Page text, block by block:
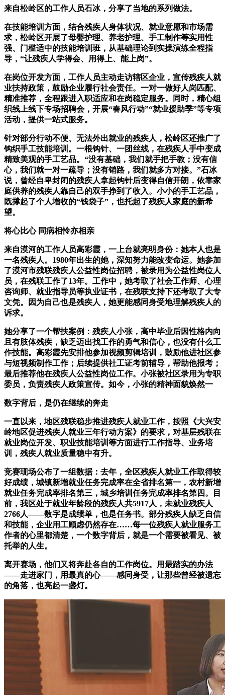
来自松岭区的工作人员石冰，分享了当地的系列做法。
在技能培训方面，结合残疾人身体状况、就业意愿和市场需
求，松岭区开展了母婴护理、养老护理、手工制作等实用性
强、门槛适中的技能培训班，从基础理论到实操演练全程指
导，“让残疾人学得会、用得上、能上岗”。
在岗位开发方面，工作人员主动走访辖区企业，宣传残疾人就
业扶持政策，鼓励企业履行社会责任。一对一做好人岗匹配、
精准推荐，全程跟进入职适应和在岗稳定服务。同时，精心组
织线上线下专场招聘会，开展“春风行动”“就业援助季”等专项
活动，提供一站式服务。
针对部分行动不便、无法外出就业的残疾人，松岭区还推广了
钩织手工技能培训。一根钩针、一团丝线，在残疾人手中变成
精致美观的手工艺品。“没有基础，我们就手把手教；没有信
心，我们就一对一疏导；没有销路，我们就多方对接。”石冰
说，曾经自卑封闭的残疾人拿起钩针后变得自信开朗，依靠家
庭供养的残疾人靠自己的双手挣到了收入。小小的手工艺品，
既撑起了个人增收的“钱袋子”，也托起了残疾人家庭的新希
望。
将心比心 同病相怜亦相亲
来自漠河的工作人员高彩霞，一上台就亮明身份：她本人也是
一名残疾人。1980年出生的她，深知努力能改变命运。她参加
了漠河市残联残疾人公益性岗位招聘，被录用为公益性岗位人
员，在残联工作了13年。工作中，她考取了社会工作师、心理
咨询师、就业指导员等执业证书，在残联支持下还考取了大专
文凭。因为自己也是残疾人，她更能感同身受地理解残疾人的
诉求。
她分享了一个帮扶案例：残疾人小张，高中毕业后因性格内向
且有肢体残疾，缺乏迈出找工作的勇气和信心，也没有什么工
作技能。高彩霞先安排他参加视频剪辑培训，鼓励他进社区参
与短视频制作工作；后续提供社工证考前辅导，帮助他报考；
最后推荐他在残疾人公益性岗位工作。小张被社区录用为专职
委员，负责残疾人政策宣传。如今，小张的精神面貌焕然一
数字背后，是仍在继续的奔走
一直以来，地区残联稳步推进残疾人就业工作，按照《大兴安
岭地区促进残疾人就业三年行动方案》的要求，对基层残联在
就业岗位开发、职业技能培训等方面进行工作指导、业务培
训，残疾人就业质量稳中有升。
竞赛现场公布了一组数据：去年，全区残疾人就业工作取得较
好成绩，城镇新增就业任务完成率在全省排名第一，农村新增
就业任务完成率排名第三，城乡培训任务完成率排名第四。目
前，我区处于就业年龄段的残疾人共5917人，未就业残疾人
2766人——数字是成绩单，也是任务书。部分残疾人缺乏自信
和技能，企业用工顾虑仍然存在……每一位残疾人就业服务工
作者的心里都清楚，一个数字背后，就是一个需要被看见、被
托举的人生。
离开赛场，他们又将奔赴各自的工作岗位。用最踏实的办法
——走进家门，用最真的心——感同身受，让那些曾经被遗忘
的角落，也亮起一盏灯。